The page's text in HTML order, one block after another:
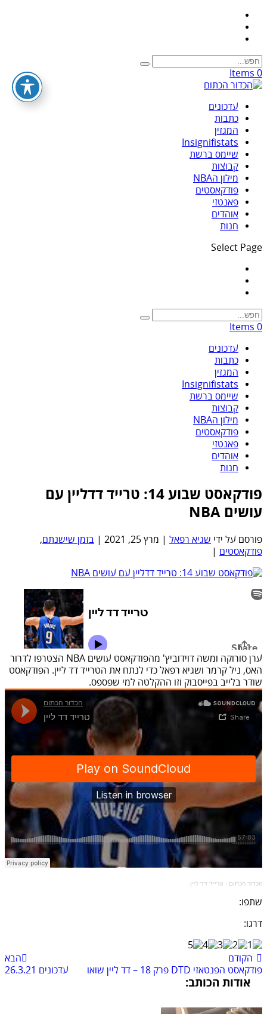
0 Items
עדכונים
כתבות
המגזין
Insignifistats
שיימס ברשת
קבוצות
מילון הNBA
פודקאסטים
פאנטזי
אוהדים
חנות
Select Page
0 Items
עדכונים
כתבות
המגזין
Insignifistats
שיימס ברשת
קבוצות
מילון הNBA
פודקאסטים
פאנטזי
אוהדים
חנות
פודקאסט שבוע 14: טרייד דדליין עם
עושים NBA
פורסם על ידי שגיא רפאל | מרץ 25, 2021 | בזמן שישנתם,
פודקאסטים |
ערן סורוקה ומשה דוידוביץ' מהפודקאסט עושים NBA הצטרפו לדרור
האס, ניל קרמר ושגיא רפאל כדי לנתח את הטרייד דד ליין. הפודקאסט
שודר בלייב בפייסבוק וזו ההקלטה למי שפספס.
הכדור הכתום · טרייד דד ליין
שתפו:
דרגו:
הקודם
פודקאסט הפנטאזי DTD פרק 18 – דד ליין שואו
הבא
עדכונים 26.3.21
אודות הכותב: